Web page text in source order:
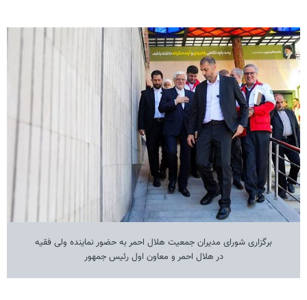
برگزاری شورای مدیران جمعیت هلال احمر به حضور نماینده ولی فقیه
در هلال احمر و معاون اول رئیس جمهور